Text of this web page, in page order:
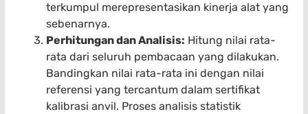
terkumpul merepresentasikan kinerja alat yang
sebenarnya.
Perhitungan dan Analisis: Hitung nilai rata-
rata dari seluruh pembacaan yang dilakukan.
Bandingkan nilai rata-rata ini dengan nilai
referensi yang tercantum dalam sertifikat
kalibrasi anvil. Proses analisis statistik